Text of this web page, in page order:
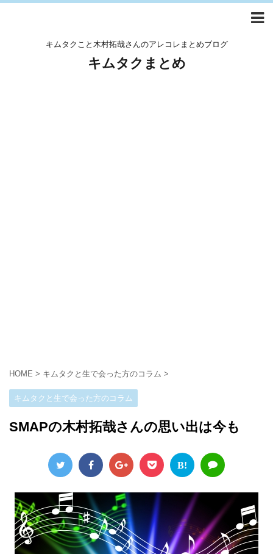
キムタクこと木村拓哉さんのアレコレまとめブログ
キムタクまとめ
HOME > キムタクと生で会った方のコラム >
キムタクと生で会った方のコラム
SMAPの木村拓哉さんの思い出は今も
B!